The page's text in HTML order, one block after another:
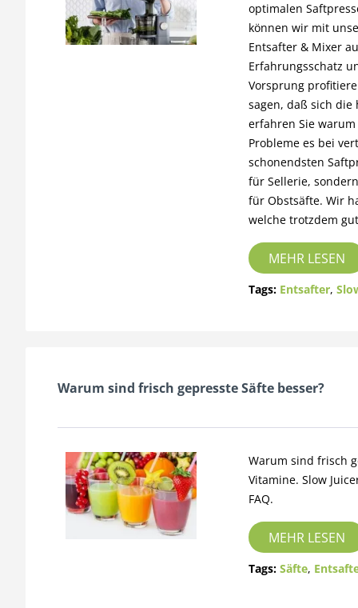
optimalen
können wir mit
Entsafter & Mixer
Erfahrungsschatz
Vorsprung
sagen, daß sich die
erfahren Sie
Probleme es bei
schonendsten
für Sellerie,
für Obstsäfte. Wir
welche trotzdem
MEHR LESEN
Tags: Entsafter,
Warum sind frisch gepresste Säfte besser?
Warum sind frisch
Vitamine. Slow
FAQ.
MEHR LESEN
Tags: Säfte,